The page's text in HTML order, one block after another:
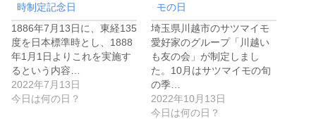
時制定記念日
1886年7月13日に、東経135
度を日本標準時とし、1888
年1月1日よりこれを実施す
るという内容…
2022年7月13日
今日は何の日？
モの日
埼玉県川越市のサツマイモ
愛好家のグループ「川越い
も友の会」が制定しまし
た。10月はサツマイモの旬
の季…
2022年10月13日
今日は何の日？